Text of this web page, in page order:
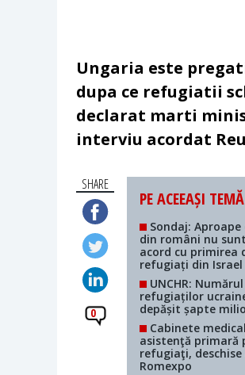
Ungaria este
dupa ce refugiatii
declarat marti
interviu acordat
SHARE
0
PE ACEEAȘI TEMĂ
Sondaj:
din români nu
acord cu primirea
refugiați din Israel
UNCHR: Numărul
refugiaților
depășit șapte
Cabinete
asistenţă primară
refugiaţi,
Romexpo